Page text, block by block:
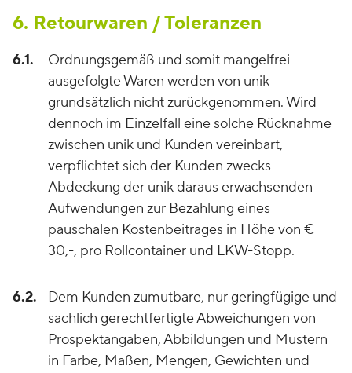
6. Retourwaren / Toleranzen
6.1.
Ordnungsgemäß und somit mangelfrei
ausgefolgte Waren werden von unik
grundsätzlich nicht zurückgenommen. Wird
dennoch im Einzelfall eine solche Rücknahme
zwischen unik und Kunden vereinbart,
verpflichtet sich der Kunden zwecks
Abdeckung der unik daraus erwachsenden
Aufwendungen zur Bezahlung eines
pauschalen Kostenbeitrages in Höhe von €
30,-, pro Rollcontainer und LKW-Stopp.
6.2.
Dem Kunden zumutbare, nur geringfügige und
sachlich gerechtfertigte Abweichungen von
Prospektangaben, Abbildungen und Mustern
in Farbe, Maßen, Mengen, Gewichten und